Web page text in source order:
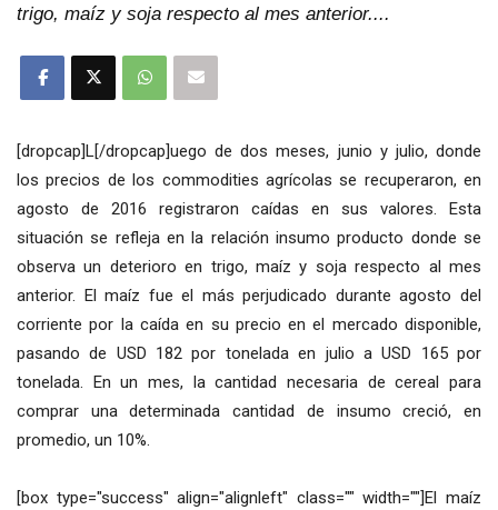
trigo, maíz y soja respecto al mes anterior....
[dropcap]L[/dropcap]uego de dos meses, junio y julio, donde
los precios de los commodities agrícolas se recuperaron, en
agosto de 2016 registraron caídas en sus valores. Esta
situación se refleja en la relación insumo producto donde se
observa un deterioro en trigo, maíz y soja respecto al mes
anterior. El maíz fue el más perjudicado durante agosto del
corriente por la caída en su precio en el mercado disponible,
pasando de USD 182 por tonelada en julio a USD 165 por
tonelada. En un mes, la cantidad necesaria de cereal para
comprar una determinada cantidad de insumo creció, en
promedio, un 10%.
[box type="success" align="alignleft" class="" width=""]El maíz